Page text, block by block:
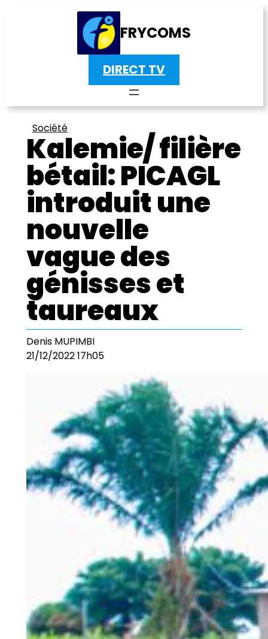
FRYCOMS
DIRECT TV
Société
Kalemie/ filière
bétail: PICAGL
introduit une
nouvelle
vague des
génisses et
taureaux
Denis MUPIMBI
21/12/2022 17h05